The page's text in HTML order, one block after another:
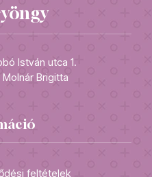
István utca 1.
Brigitta
feltételek